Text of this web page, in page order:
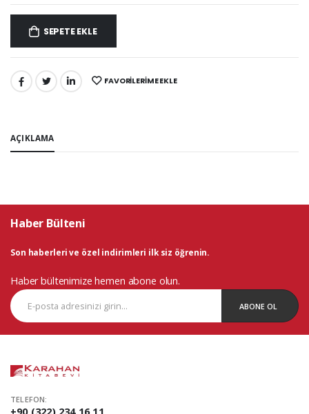
SEPETE EKLE
PAYLAŞ: FAVORILERIME EKLE
AÇIKLAMA
Haber Bülteni
Son haberleri ve özel indirimleri ilk siz öğrenin.
Haber bültenimize hemen abone olun.
ABONE OL
TELEFON:
+90 (322) 234 16 11